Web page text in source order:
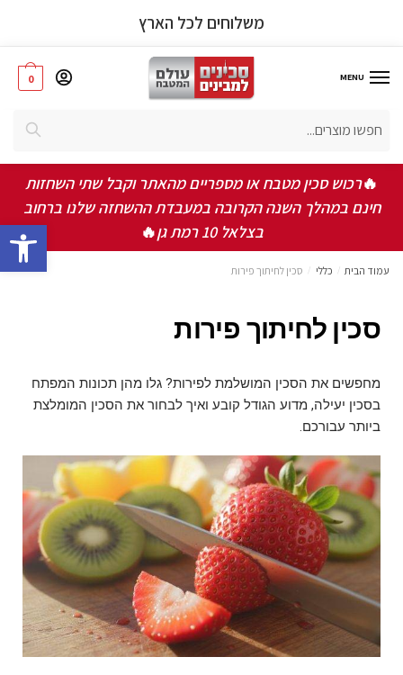
משלוחים לכל הארץ
MENU
חיפוש
0
🔥רכוש סכין מטבח או מספריים מהאתר וקבל שתי השחזות
חינם במהלך השנה הקרובה במעבדת ההשחזה שלנו ברחוב
בצלאל 10 רמת גן
🔥
עמוד הבית כללי סכין לחיתוך פירות
סכין לחיתוך פירות
מחפשים את הסכין המושלמת לפירות? גלו מהן תכונות המפתח
בסכין יעילה, מדוע הגודל קובע ואיך לבחור את הסכין המומלצת
ביותר עבורכם.